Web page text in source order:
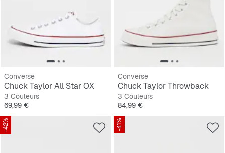
Converse
Chuck Taylor All Star OX
3 Couleurs
Prix
69,99 €
Converse
Chuck Taylor Throwback
3 Couleurs
Prix
84,99 €
-42% -41%